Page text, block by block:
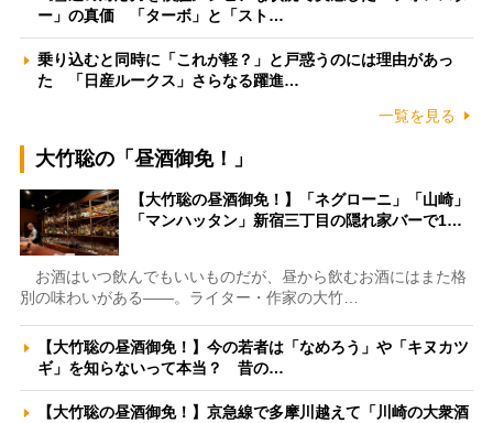
ー」の真価 「ターボ」と「スト…
乗り込むと同時に「これが軽？」と戸惑うのには理由があっ
た 「日産ルークス」さらなる躍進…
一覧を見る
大竹聡の「昼酒御免！」
【大竹聡の昼酒御免！】「ネグローニ」「山崎」
「マンハッタン」新宿三丁目の隠れ家バーで1…
お酒はいつ飲んでもいいものだが、昼から飲むお酒にはまた格
別の味わいがある――。ライター・作家の大竹…
【大竹聡の昼酒御免！】今の若者は「なめろう」や「キヌカツ
ギ」を知らないって本当？ 昔の…
【大竹聡の昼酒御免！】京急線で多摩川越えて「川崎の大衆酒